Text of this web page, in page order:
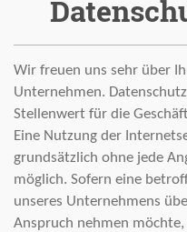
Wir freuen uns sehr über
Unternehmen.
Stellenwert für die
Eine Nutzung der
grundsätzlich ohne jede
möglich. Sofern eine
unseres Unternehmens
Anspruch nehmen